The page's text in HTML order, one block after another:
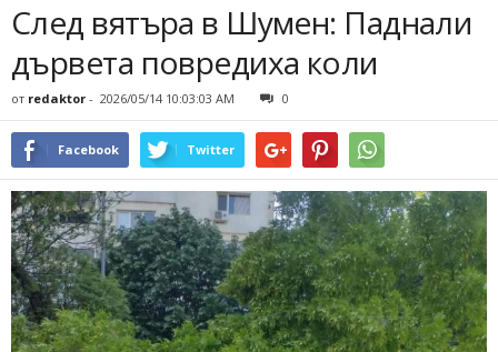
След вятъра в Шумен: Паднали
дървета повредиха коли
от redaktor - 2026/05/14 10:03:03 AM 0
Facebook Twitter